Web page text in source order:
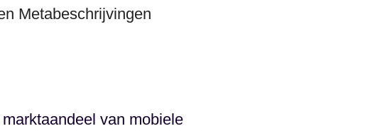
Metabeschrijvingen
van mobiele